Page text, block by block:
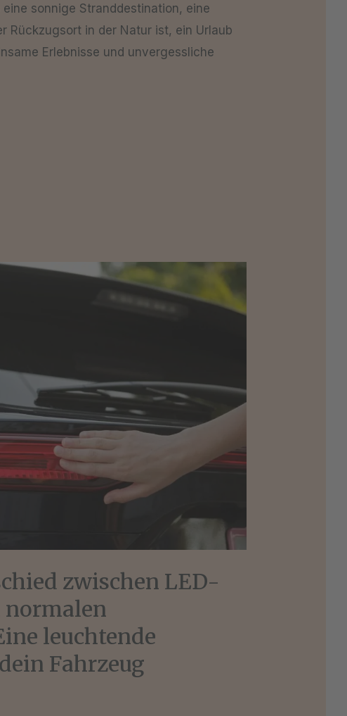
sonnige Stranddestination, eine
Rückzugsort in der Natur ist, ein Urlaub
Erlebnisse und unvergessliche
zwischen LED-
normalen
leuchtende
Fahrzeug